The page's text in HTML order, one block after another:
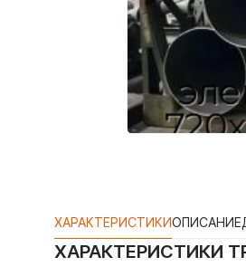
ХАРАКТЕРИСТИКИОПИСАНИЕ
ХАРАКТЕРИСТИКИ